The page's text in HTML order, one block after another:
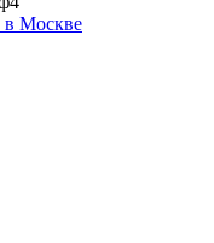
в Москве